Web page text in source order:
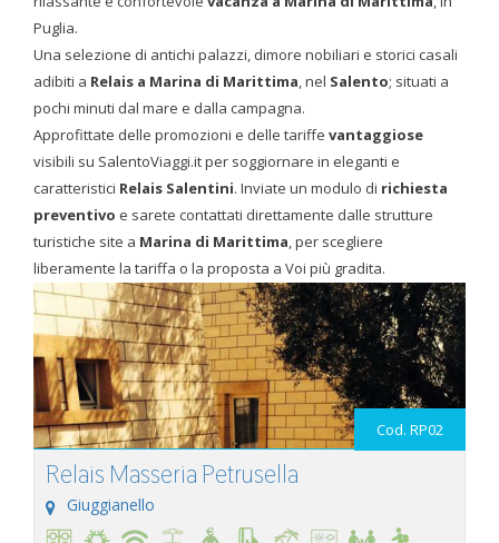
Puglia.
Una selezione di antichi palazzi, dimore nobiliari e storici casali
adibiti a Relais a Marina di Marittima, nel Salento; situati a
pochi minuti dal mare e dalla campagna.
Approfittate delle promozioni e delle tariffe vantaggiose
visibili su SalentoViaggi.it per soggiornare in eleganti e
caratteristici Relais Salentini. Inviate un modulo di richiesta
preventivo e sarete contattati direttamente dalle strutture
turistiche site a Marina di Marittima, per scegliere
liberamente la tariffa o la proposta a Voi più gradita.
Cod. RP02
Relais Masseria Petrusella
Giuggianello